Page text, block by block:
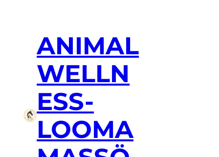
ANIMAL
WELLN
ESS-
LOOMA